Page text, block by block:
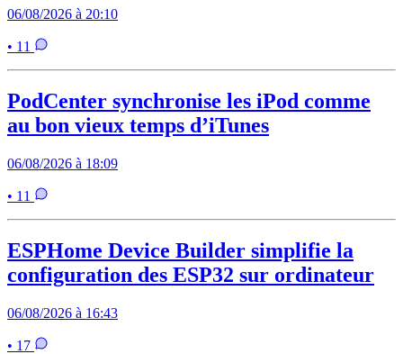
06/08/2026 à 20:10
• 11
PodCenter synchronise les iPod comme
au bon vieux temps d’iTunes
06/08/2026 à 18:09
• 11
ESPHome Device Builder simplifie la
configuration des ESP32 sur ordinateur
06/08/2026 à 16:43
• 17